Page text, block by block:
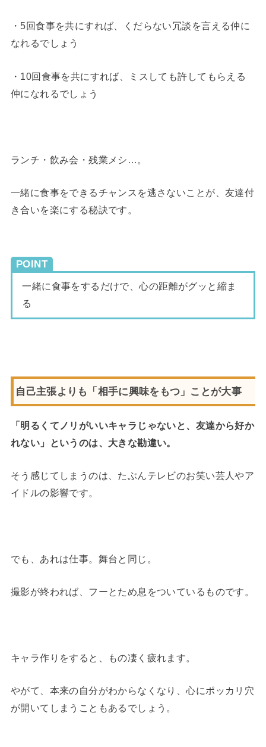
・5回食事を共にすれば、くだらない冗談を言える仲に
なれるでしょう
・10回食事を共にすれば、ミスしても許してもらえる
仲になれるでしょう
ランチ・飲み会・残業メシ…。
一緒に食事をできるチャンスを逃さないことが、友達付
き合いを楽にする秘訣です。
POINT
一緒に食事をするだけで、心の距離がグッと縮ま
る
自己主張よりも「相手に興味をもつ」ことが大事
「明るくてノリがいいキャラじゃないと、友達から好か
れない」というのは、大きな勘違い。
そう感じてしまうのは、たぶんテレビのお笑い芸人やア
イドルの影響です。
でも、あれは仕事。舞台と同じ。
撮影が終われば、フーとため息をついているものです。
キャラ作りをすると、もの凄く疲れます。
やがて、本来の自分がわからなくなり、心にポッカリ穴
が開いてしまうこともあるでしょう。